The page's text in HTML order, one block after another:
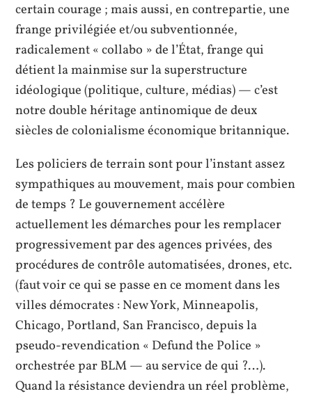
certain courage ; mais aussi, en contrepartie, une
frange privilégiée et/ou subventionnée,
radicalement « collabo » de l’État, frange qui
détient la mainmise sur la superstructure
idéologique (politique, culture, médias) — c’est
notre double héritage antinomique de deux
siècles de colonialisme économique britannique.
Les policiers de terrain sont pour l’instant assez
sympathiques au mouvement, mais pour combien
de temps ? Le gouvernement accélère
actuellement les démarches pour les remplacer
progressivement par des agences privées, des
procédures de contrôle automatisées, drones, etc.
(faut voir ce qui se passe en ce moment dans les
villes démocrates : New York, Minneapolis,
Chicago, Portland, San Francisco, depuis la
pseudo-revendication « Defund the Police »
orchestrée par BLM — au service de qui ?…).
Quand la résistance deviendra un réel problème,